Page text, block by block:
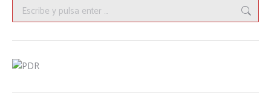
Buscar: